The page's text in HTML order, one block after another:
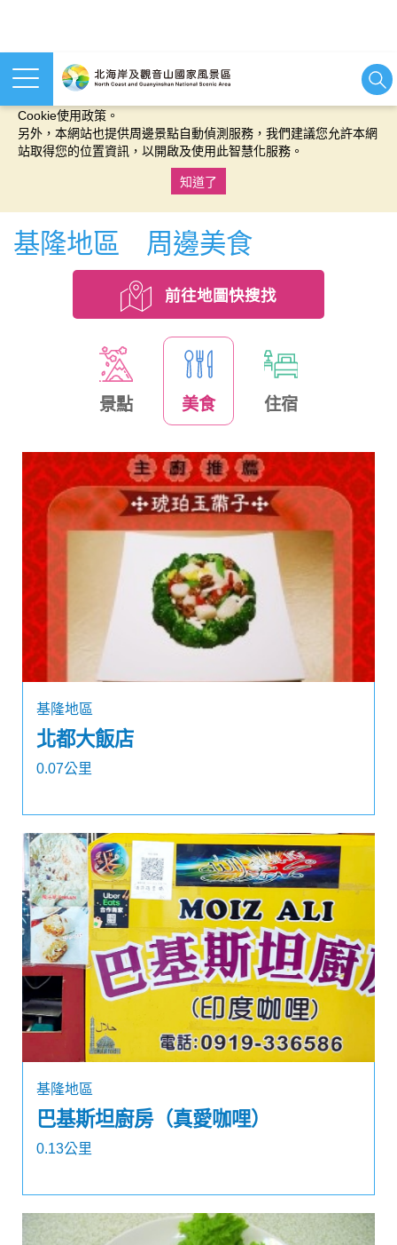
本網站使用cookies等相關技術以持續優化網站服務，並有助於為
Cookie使用政策。
另外，本網站也提供周邊景點自動偵測服務，我們建議您允許本網
站取得您的位置資訊，以開啟及使用此智慧化服務。
知道了
基隆地區 周邊美食
前往地圖快搜找
景點 美食 住宿
基隆地區
北都大飯店
0.07公里
基隆地區
巴基斯坦廚房（真愛咖哩）
0.13公里